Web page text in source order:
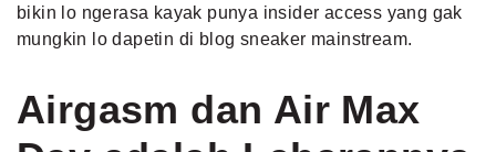
bikin lo ngerasa kayak punya insider access yang gak
mungkin lo dapetin di blog sneaker mainstream.
Airgasm dan Air Max